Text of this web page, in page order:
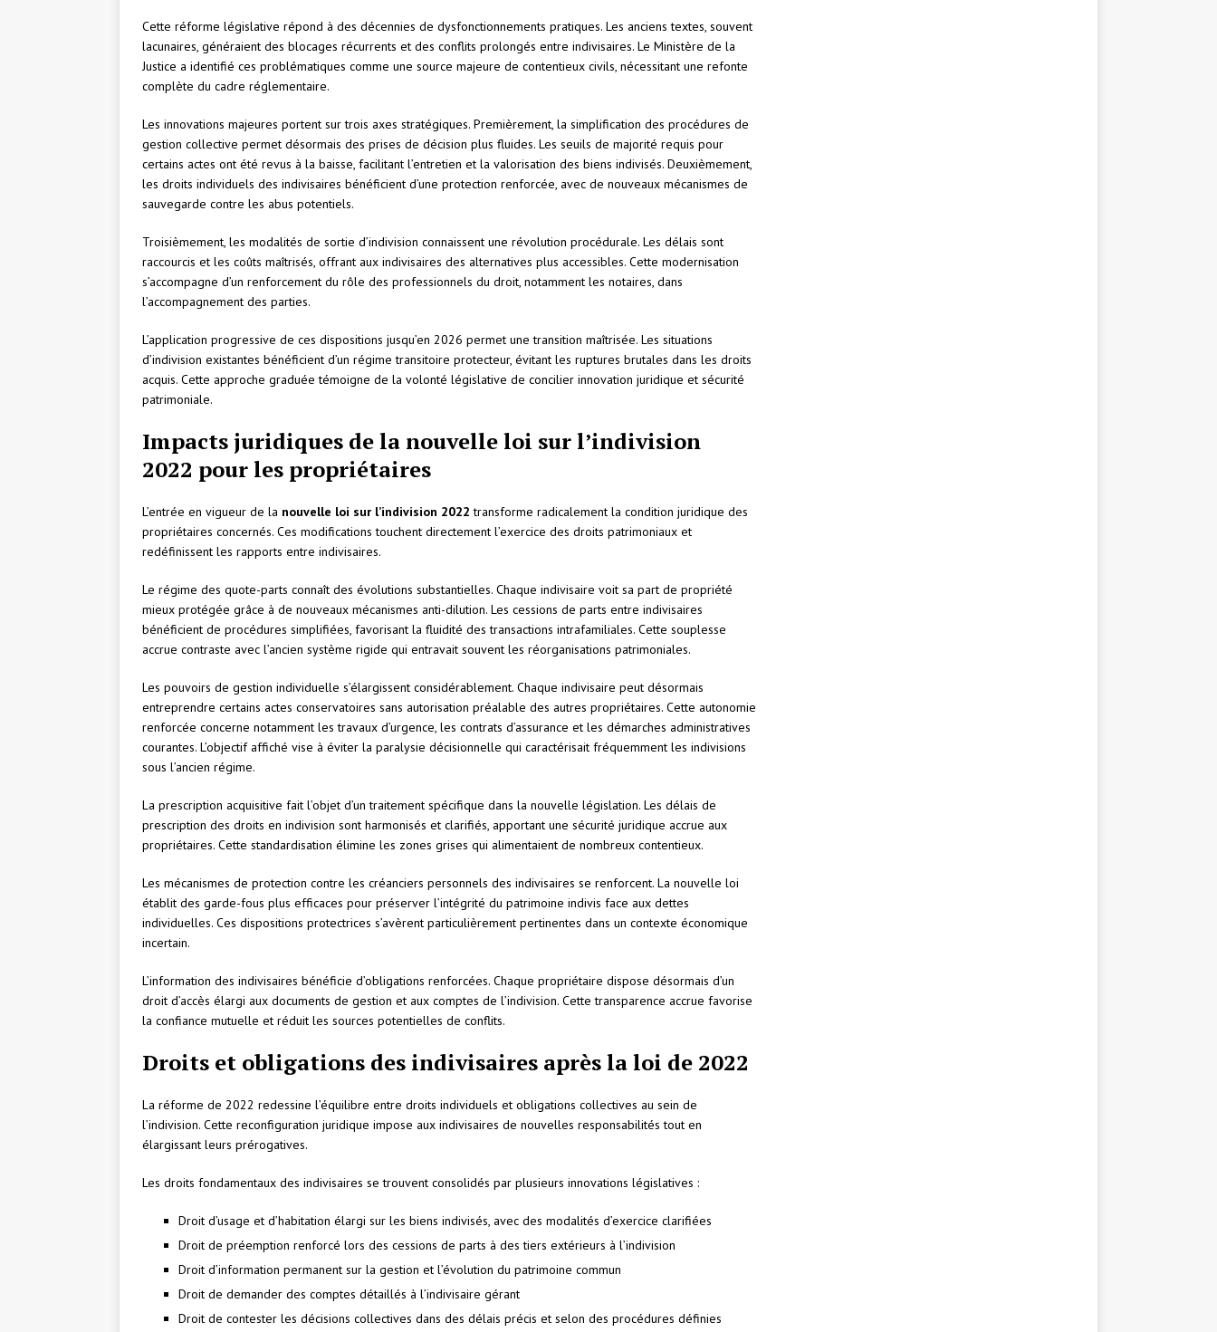
Cette réforme législative répond à des décennies de dysfonctionnements pratiques. Les anciens textes, souvent
lacunaires, généraient des blocages récurrents et des conflits prolongés entre indivisaires. Le Ministère de la
Justice a identifié ces problématiques comme une source majeure de contentieux civils, nécessitant une refonte
complète du cadre réglementaire.
Les innovations majeures portent sur trois axes stratégiques. Premièrement, la simplification des procédures de
gestion collective permet désormais des prises de décision plus fluides. Les seuils de majorité requis pour
certains actes ont été revus à la baisse, facilitant l’entretien et la valorisation des biens indivisés. Deuxièmement,
les droits individuels des indivisaires bénéficient d’une protection renforcée, avec de nouveaux mécanismes de
sauvegarde contre les abus potentiels.
Troisièmement, les modalités de sortie d’indivision connaissent une révolution procédurale. Les délais sont
raccourcis et les coûts maîtrisés, offrant aux indivisaires des alternatives plus accessibles. Cette modernisation
s’accompagne d’un renforcement du rôle des professionnels du droit, notamment les notaires, dans
l’accompagnement des parties.
L’application progressive de ces dispositions jusqu’en 2026 permet une transition maîtrisée. Les situations
d’indivision existantes bénéficient d’un régime transitoire protecteur, évitant les ruptures brutales dans les droits
acquis. Cette approche graduée témoigne de la volonté législative de concilier innovation juridique et sécurité
patrimoniale.
Impacts juridiques de la nouvelle loi sur l’indivision
2022 pour les propriétaires
L’entrée en vigueur de la nouvelle loi sur l’indivision 2022 transforme radicalement la condition juridique des
propriétaires concernés. Ces modifications touchent directement l’exercice des droits patrimoniaux et
redéfinissent les rapports entre indivisaires.
Le régime des quote-parts connaît des évolutions substantielles. Chaque indivisaire voit sa part de propriété
mieux protégée grâce à de nouveaux mécanismes anti-dilution. Les cessions de parts entre indivisaires
bénéficient de procédures simplifiées, favorisant la fluidité des transactions intrafamiliales. Cette souplesse
accrue contraste avec l’ancien système rigide qui entravait souvent les réorganisations patrimoniales.
Les pouvoirs de gestion individuelle s’élargissent considérablement. Chaque indivisaire peut désormais
entreprendre certains actes conservatoires sans autorisation préalable des autres propriétaires. Cette autonomie
renforcée concerne notamment les travaux d’urgence, les contrats d’assurance et les démarches administratives
courantes. L’objectif affiché vise à éviter la paralysie décisionnelle qui caractérisait fréquemment les indivisions
sous l’ancien régime.
La prescription acquisitive fait l’objet d’un traitement spécifique dans la nouvelle législation. Les délais de
prescription des droits en indivision sont harmonisés et clarifiés, apportant une sécurité juridique accrue aux
propriétaires. Cette standardisation élimine les zones grises qui alimentaient de nombreux contentieux.
Les mécanismes de protection contre les créanciers personnels des indivisaires se renforcent. La nouvelle loi
établit des garde-fous plus efficaces pour préserver l’intégrité du patrimoine indivis face aux dettes
individuelles. Ces dispositions protectrices s’avèrent particulièrement pertinentes dans un contexte économique
incertain.
L’information des indivisaires bénéficie d’obligations renforcées. Chaque propriétaire dispose désormais d’un
droit d’accès élargi aux documents de gestion et aux comptes de l’indivision. Cette transparence accrue favorise
la confiance mutuelle et réduit les sources potentielles de conflits.
Droits et obligations des indivisaires après la loi de 2022
La réforme de 2022 redessine l’équilibre entre droits individuels et obligations collectives au sein de
l’indivision. Cette reconfiguration juridique impose aux indivisaires de nouvelles responsabilités tout en
élargissant leurs prérogatives.
Les droits fondamentaux des indivisaires se trouvent consolidés par plusieurs innovations législatives :
Droit d’usage et d’habitation élargi sur les biens indivisés, avec des modalités d’exercice clarifiées
Droit de préemption renforcé lors des cessions de parts à des tiers extérieurs à l’indivision
Droit d’information permanent sur la gestion et l’évolution du patrimoine commun
Droit de demander des comptes détaillés à l’indivisaire gérant
Droit de contester les décisions collectives dans des délais précis et selon des procédures définies